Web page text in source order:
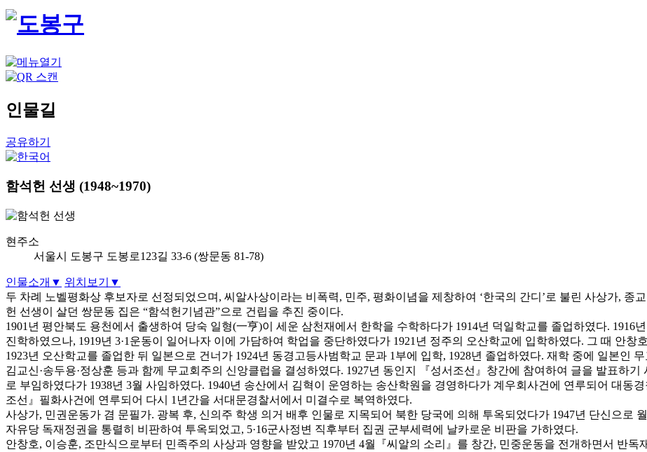
인물길
공유하기
함석헌 선생 (1948~1970)
현주소
서울시 도봉구 도봉로123길 33-6 (쌍문동 81-78)
인물소개 ▼ 위치보기 ▼
두 차례 노벨평화상 후보자로 선정되었으며, 씨알사상이라는 비폭력, 민주, 평화이념을 제창하여 ‘한국의 간디’로 불린 사상가, 종
헌 선생이 살던 쌍문동 집은 “함석헌기념관”으로 건립을 추진 중이다.
1901년 평안북도 용천에서 출생하여 당숙 일형(一亨)이 세운 삼천재에서 한학을 수학하다가 1914년 덕일학교를 졸업하였다. 1916
진학하였으나, 1919년 3·1운동이 일어나자 이에 가담하여 학업을 중단하였다가 1921년 정주의 오산학교에 입학하였다. 그 때 안창
1923년 오산학교를 졸업한 뒤 일본으로 건너가 1924년 동경고등사범학교 문과 1부에 입학, 1928년 졸업하였다. 재학 중에 일본인
김교신·송두용·정상훈 등과 함께 무교회주의 신앙클럽을 결성하였다. 1927년 동인지 『성서조선』창간에 참여하여 글을 발표하
로 부임하였다가 1938년 3월 사임하였다. 1940년 송산에서 김혁이 운영하는 송산학원을 경영하다가 계우회사건에 연루되어 대동
조선』필화사건에 연루되어 다시 1년간을 서대문경찰서에서 미결수로 복역하였다.
사상가, 민권운동가 겸 문필가. 광복 후, 신의주 학생 의거 배후 인물로 지목되어 북한 당국에 의해 투옥되었다가 1947년 단신으로
자유당 독재정권을 통렬히 비판하여 투옥되었고, 5·16군사정변 직후부터 집권 군부세력에 날카로운 비판을 가하였다.
안창호, 이승훈, 조만식으로부터 민족주의 사상과 영향을 받았고 1970년 4월『씨알의 소리』를 창간, 민중운동을 전개하면서 반독